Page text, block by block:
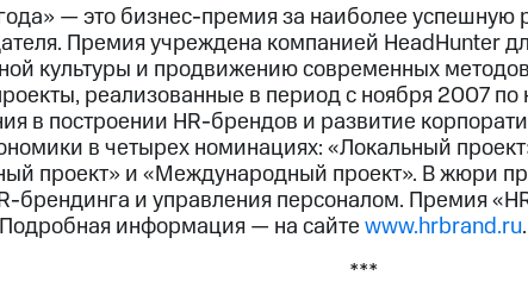
— это бизнес-премия за наиболее успешную
Премия учреждена компанией HeadHunter
культуры и продвижению современных
реализованные в период с ноября 2007
в построении HR-брендов и развитие
в четырех номинациях: «Локальный
проект» и «Международный проект». В жюри
брендинга и управления персоналом. Премия
информация — на сайтеwww.hrbrand.ru.
***